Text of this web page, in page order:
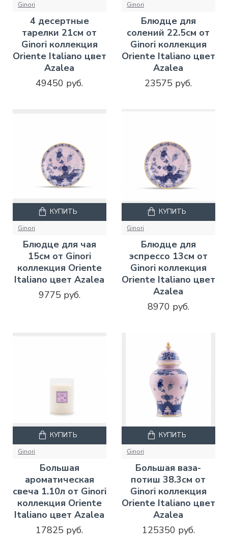
Ginori
4 десертные
тарелки 21см от
Ginori коллекция
Oriente Italiano цвет
Azalea
49450 руб.
Ginori
Блюдце для
солений 22.5см от
Ginori коллекция
Oriente Italiano цвет
Azalea
23575 руб.
Ginori
Блюдце для чая
15см от Ginori
коллекция Oriente
Italiano цвет Azalea
9775 руб.
КУПИТЬ
Ginori
Блюдце для
эспрессо 13см от
Ginori коллекция
Oriente Italiano цвет
Azalea
8970 руб.
КУПИТЬ
Ginori
Большая
ароматическая
свеча 1.10л от Ginori
коллекция Oriente
Italiano цвет Azalea
17825 руб.
КУПИТЬ
Ginori
Большая ваза-
потиш 38.3см от
Ginori коллекция
Oriente Italiano цвет
Azalea
125350 руб.
КУПИТЬ